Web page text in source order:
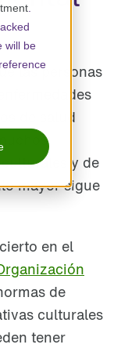
will be
las personas
de salud
y de
mayor sigue
en el
de
culturales
tener